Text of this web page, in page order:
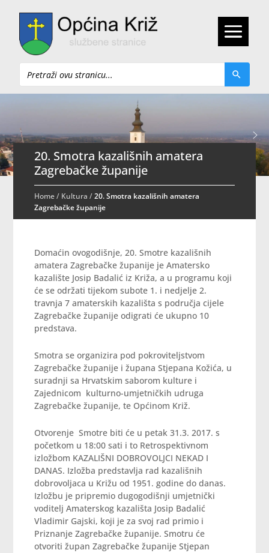
Pretraži
20. Smotra kazališnih amatera
Zagrebačke županije
Home/ Kultura /20. Smotra kazališnih amatera
Zagrebačke županije
Domaćin ovogodišnje, 20. Smotre kazališnih
amatera Zagrebačke županije je Amatersko
kazalište Josip Badalić iz Križa, a u programu koji
će se održati tijekom subote 1. i nedjelje 2.
travnja 7 amaterskih kazališta s područja cijele
Zagrebačke županije odigrati će ukupno 10
predstava.
Smotra se organizira pod pokroviteljstvom
Zagrebačke županije i župana Stjepana Kožića, u
suradnji sa Hrvatskim saborom kulture i
Zajednicom kulturno-umjetničkih udruga
Zagrebačke županije, te Općinom Križ.
Otvorenje Smotre biti će u petak 31.3. 2017. s
početkom u 18:00 sati i to Retrospektivnom
izložbom KAZALIŠNI DOBROVOLJCI NEKAD I
DANAS. Izložba predstavlja rad kazališnih
dobrovoljaca u Križu od 1951. godine do danas.
Izložbu je pripremio dugogodišnji umjetnički
voditelj Amaterskog kazališta Josip Badalić
Vladimir Gajski, koji je za svoj rad primio i
Priznanje Zagrebačke županije. Smotru će
otvoriti župan Zagrebačke županije Stjepan